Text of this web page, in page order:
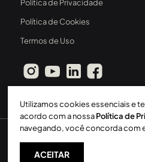
Política de Privacidade
Política de Cookies
Termos de Uso
Sperinde Gestão Imobiliária LTDA
Todos os direitos reservados
Utilizamos cookies essenciais e
acordo com a nossaPolítica de
navegando, você concorda com
ACEITAR